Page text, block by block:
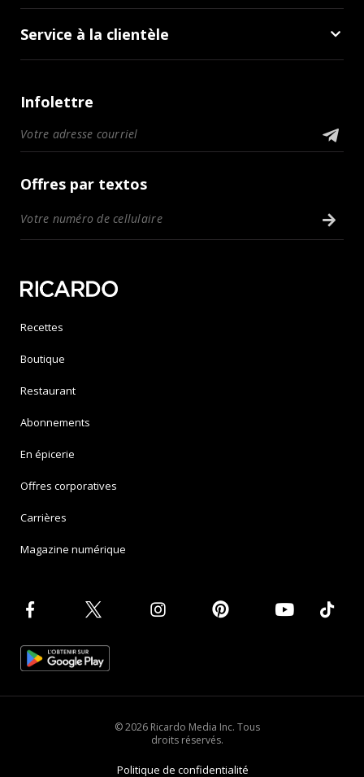
Service à la clientèle
Infolettre
Offres par textos
Recettes
Boutique
Restaurant
Abonnements
En épicerie
Offres corporatives
Carrières
Magazine numérique
© 2026 Ricardo Media Inc. Tous
droits réservés.
Politique de confidentialité